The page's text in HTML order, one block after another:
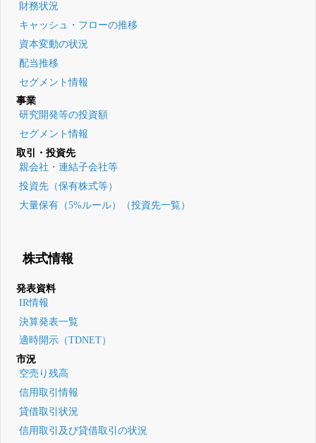
財務状況
キャッシュ・フローの推移
資本変動の状況
配当推移
セグメント情報
事業
研究開発等の投資額
セグメント情報
取引・投資先
親会社・連結子会社等
投資先（保有株式等）
大量保有（5%ルール）（投資先一覧）
株式情報
発表資料
IR情報
決算発表一覧
適時開示（TDNET）
市況
空売り残高
信用取引情報
貸借取引状況
信用取引及び貸借取引の状況